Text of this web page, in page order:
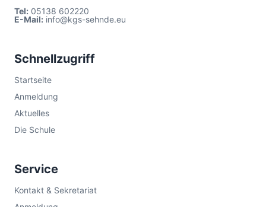
Tel: 05138 602220
E-Mail: info@kgs-sehnde.eu
Schnellzugriff
Startseite
Anmeldung
Aktuelles
Die Schule
Service
Kontakt & Sekretariat